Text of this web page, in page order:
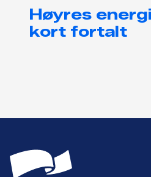
Høyres
kort fortalt